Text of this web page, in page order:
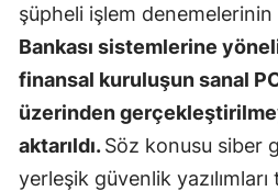
şüpheli işlem
Bankası sistemlerine
finansal kuruluşun sanal
üzerinden
aktarıldı.Söz konusu siber
yerleşik güvenlik